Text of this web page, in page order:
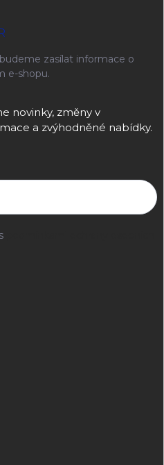
zasílat informace o
e-shopu.
novinky, změny v
a zvýhodněné nabídky.